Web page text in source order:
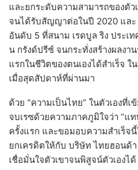
และยกระดับความสามารถของตัว
จนได้รับสัญญาต่อในปี 2020 และ
อันดับ 5 ที่สนาม เรดบูล ริง ประเ
น กรังด์ปรีซ์ จนกระทั่งสร้างผลงา
แรกในชีวิตของตนเองได้สำเร็จ
เมื่อสุดสัปดาห์ที่ผ่านมา
ด้วย “ความเป็นไทย” ในตัวเองที่
จบเรซด้วยความภาคภูมิใจว่า “แ
ครั้งแรก และขอมอบความสำเร็จ
ยกเครดิตให้กับ บริษัท ไทยฮอนด้
เชื่อมั่นใจตัวเขาจนพิสูจน์ตัวเองได้